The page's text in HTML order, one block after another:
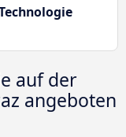
auf der
angeboten